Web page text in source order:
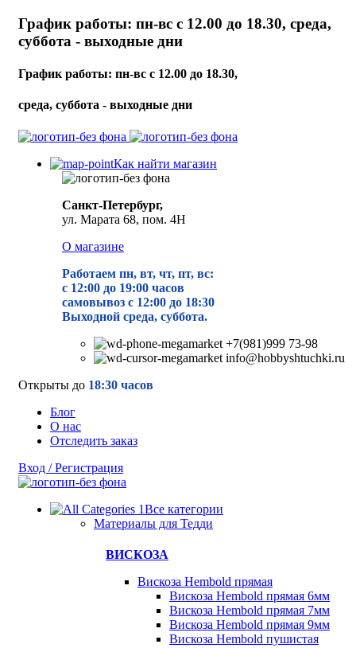
График работы: пн-вс с 12.00 до 18.30, среда,
суббота - выходные дни
График работы: пн-вс с 12.00 до 18.30,
среда, суббота - выходные дни
Как найти магазин
Санкт-Петербург,
ул. Марата 68, пом. 4Н
О магазине
Работаем пн, вт, чт, пт, вс:
с 12:00 до 19:00 часов
самовывоз с 12:00 до 18:30
Выходной среда, суббота.
+7(981)999 73-98
info@hobbyshtuchki.ru
Открыты до 18:30 часов
Блог
О нас
Отследить заказ
Вход / Регистрация
Все категории
Материалы для Тедди
ВИСКОЗА
Вискоза Hembold прямая
Вискоза Hembold прямая 6мм
Вискоза Hembold прямая 7мм
Вискоза Hembold прямая 9мм
Вискоза Hembold пушистая